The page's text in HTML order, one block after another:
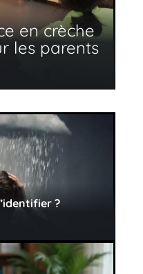
en crèche
les parents
?